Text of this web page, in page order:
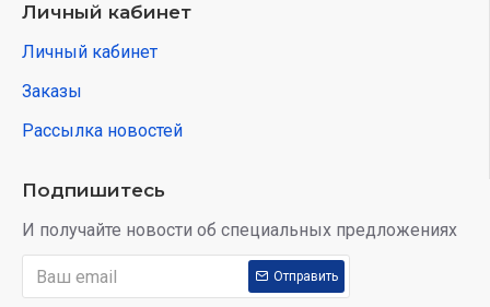
Личный кабинет
Личный кабинет
Заказы
Рассылка новостей
Подпишитесь
И получайте новости об специальных предложениях
Отправить